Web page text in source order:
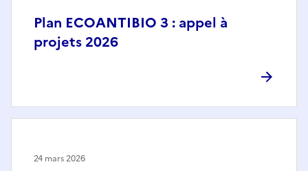
Plan ECOANTIBIO 3 : appel à
projets 2026
24 mars 2026